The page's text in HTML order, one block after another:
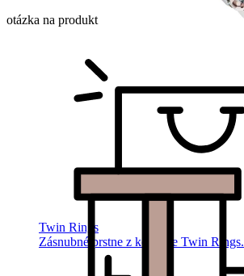
Twin Rings
Zásnubné prstne z kolekcie Twin Rings.
otázka na produkt